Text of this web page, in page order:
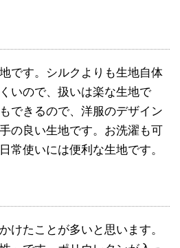
です。シルクよりも生地自体
いので、扱いは楽な生地で
できるので、洋服のデザイン
の良い生地です。お洗濯も可
常使いには便利な生地です。
けたことが多いと思います。